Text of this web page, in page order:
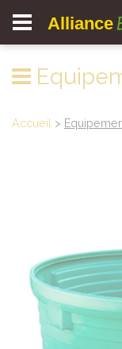
Alliance
Accueil >